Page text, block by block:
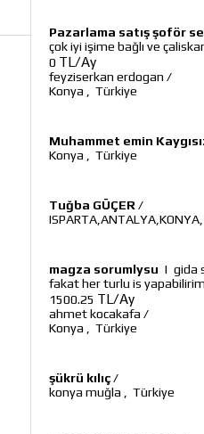
Pazarlama satış şoför
çok iyi işime bağlı ve
0 TL/Ay
feyziserkan erdogan /
Konya
Türkiye
Muhammet emin
Konya
Türkiye
Tuğba GÜÇER /
magza sorumlysu | gida
fakat her turlu is
1500.25 TL/Ay
ahmet kocakafa /
Konya
Türkiye
şükrü kılıç/
konya muğla
Türkiye